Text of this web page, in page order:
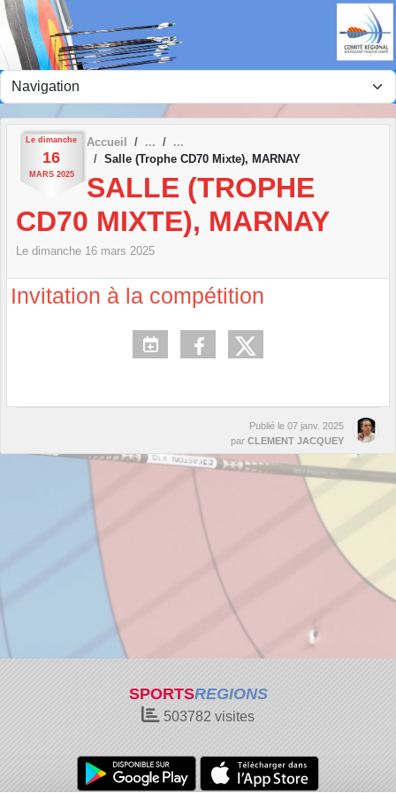
Le dimanche
16
MARS 2025
Accueil
Salle (Trophe CD70 Mixte), MARNAY
SALLE (TROPHE
CD70 MIXTE), MARNAY
Le dimanche 16 mars 2025
Invitation à la compétition
Publié le 07 janv. 2025
par CLEMENT JACQUEY
SPORTSREGIONS
503782 visites
Panneau de gestion des cookies